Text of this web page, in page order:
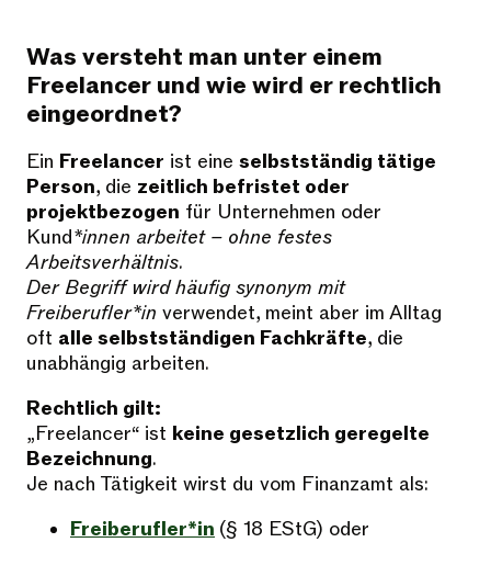
Was versteht man unter einem
Freelancer und wie wird er rechtlich
eingeordnet?
Ein Freelancer ist eine selbstständig tätige
Person, die zeitlich befristet oder
projektbezogen für Unternehmen oder
Kund*innen arbeitet – ohne festes
Arbeitsverhältnis.
Der Begriff wird häufig synonym mit
Freiberufler*in verwendet, meint aber im Alltag
oft alle selbstständigen Fachkräfte, die
unabhängig arbeiten.
Rechtlich gilt:
„Freelancer“ ist keine gesetzlich geregelte
Bezeichnung.
Je nach Tätigkeit wirst du vom Finanzamt als:
Freiberufler*in (§ 18 EStG) oder